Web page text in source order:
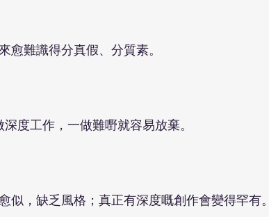
愈難識得分真假、分質素。
度工作，一做難嘢就容易放棄。
似，缺乏風格；真正有深度嘅創作會變得罕有